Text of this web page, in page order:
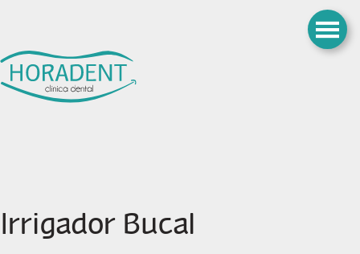
Irrigador Bucal